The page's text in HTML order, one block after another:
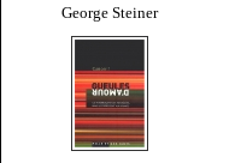
George Steiner